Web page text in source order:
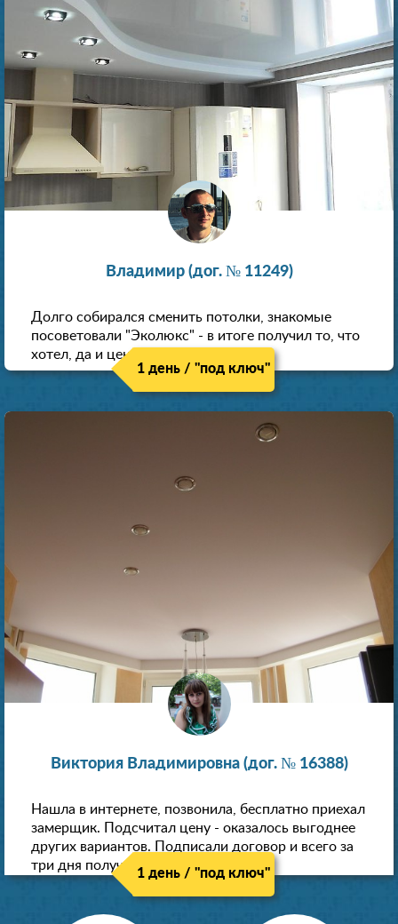
Владимир (дог. № 11249)
Долго собирался сменить потолки, знакомые
посоветовали "Эколюкс" - в итоге получил то, что
хотел, да и цена нормальная.
1 день / "под ключ"
Виктория Владимировна (дог. № 16388)
Нашла в интернете, позвонила, бесплатно приехал
замерщик. Подсчитал цену - оказалось выгоднее
других вариантов. Подписали договор и всего за
три дня получили новые потолки!
1 день / "под ключ"